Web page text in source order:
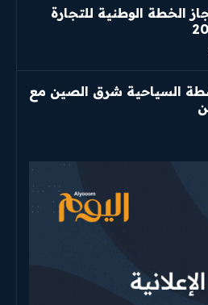
الخطة الوطنية للتجارة
السياحية شرق الصين مع